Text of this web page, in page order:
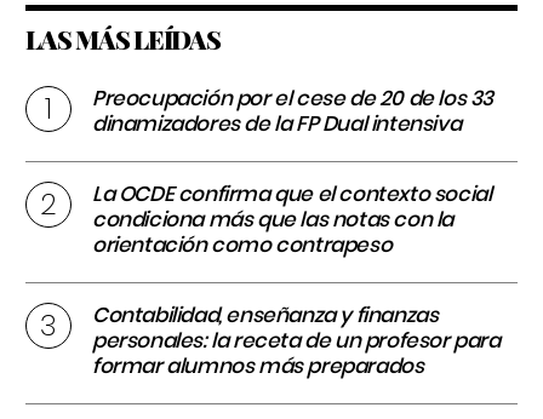
LAS MÁS LEÍDAS
Preocupación por el cese de 20 de los 33
dinamizadores de la FP Dual intensiva
La OCDE confirma que el contexto social
condiciona más que las notas con la
orientación como contrapeso
Contabilidad, enseñanza y finanzas
personales: la receta de un profesor para
formar alumnos más preparados